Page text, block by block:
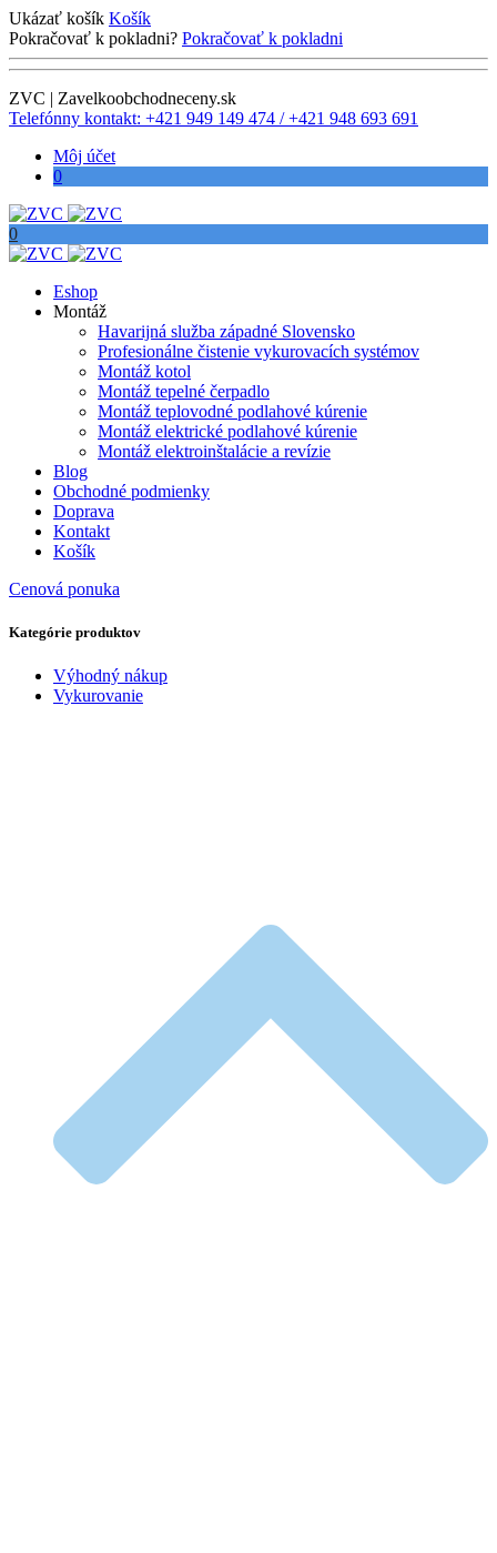
Ukázať košík Košík
Pokračovať k pokladni? Pokračovať k pokladni
ZVC | Zavelkoobchodneceny.sk
Telefónny kontakt: +421 949 149 474 / +421 948 693 691
Môj účet
0
0
Eshop
Montáž
Havarijná služba západné Slovensko
Profesionálne čistenie vykurovacích systémov
Montáž kotol
Montáž tepelné čerpadlo
Montáž teplovodné podlahové kúrenie
Montáž elektrické podlahové kúrenie
Montáž elektroinštalácie a revízie
Blog
Obchodné podmienky
Doprava
Kontakt
Košík
Cenová ponuka
Kategórie produktov
Výhodný nákup
Vykurovanie